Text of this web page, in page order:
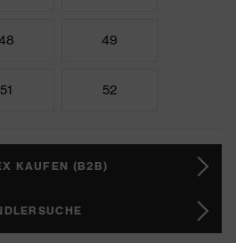
49
51 52
KAUFEN (B2B)